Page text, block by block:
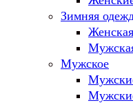
Зимняя
Мужское